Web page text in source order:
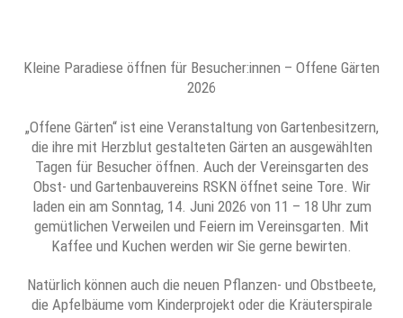
Kleine Paradiese öffnen für Besucher:innen – Offene Gärten
2026
„Offene Gärten“ ist eine Veranstaltung von Gartenbesitzern,
die ihre mit Herzblut gestalteten Gärten an ausgewählten
Tagen für Besucher öffnen. Auch der Vereinsgarten des
Obst- und Gartenbauvereins RSKN öffnet seine Tore. Wir
laden ein am Sonntag, 14. Juni 2026 von 11 – 18 Uhr zum
gemütlichen Verweilen und Feiern im Vereinsgarten. Mit
Kaffee und Kuchen werden wir Sie gerne bewirten.
Natürlich können auch die neuen Pflanzen- und Obstbeete,
die Apfelbäume vom Kinderprojekt oder die Kräuterspirale